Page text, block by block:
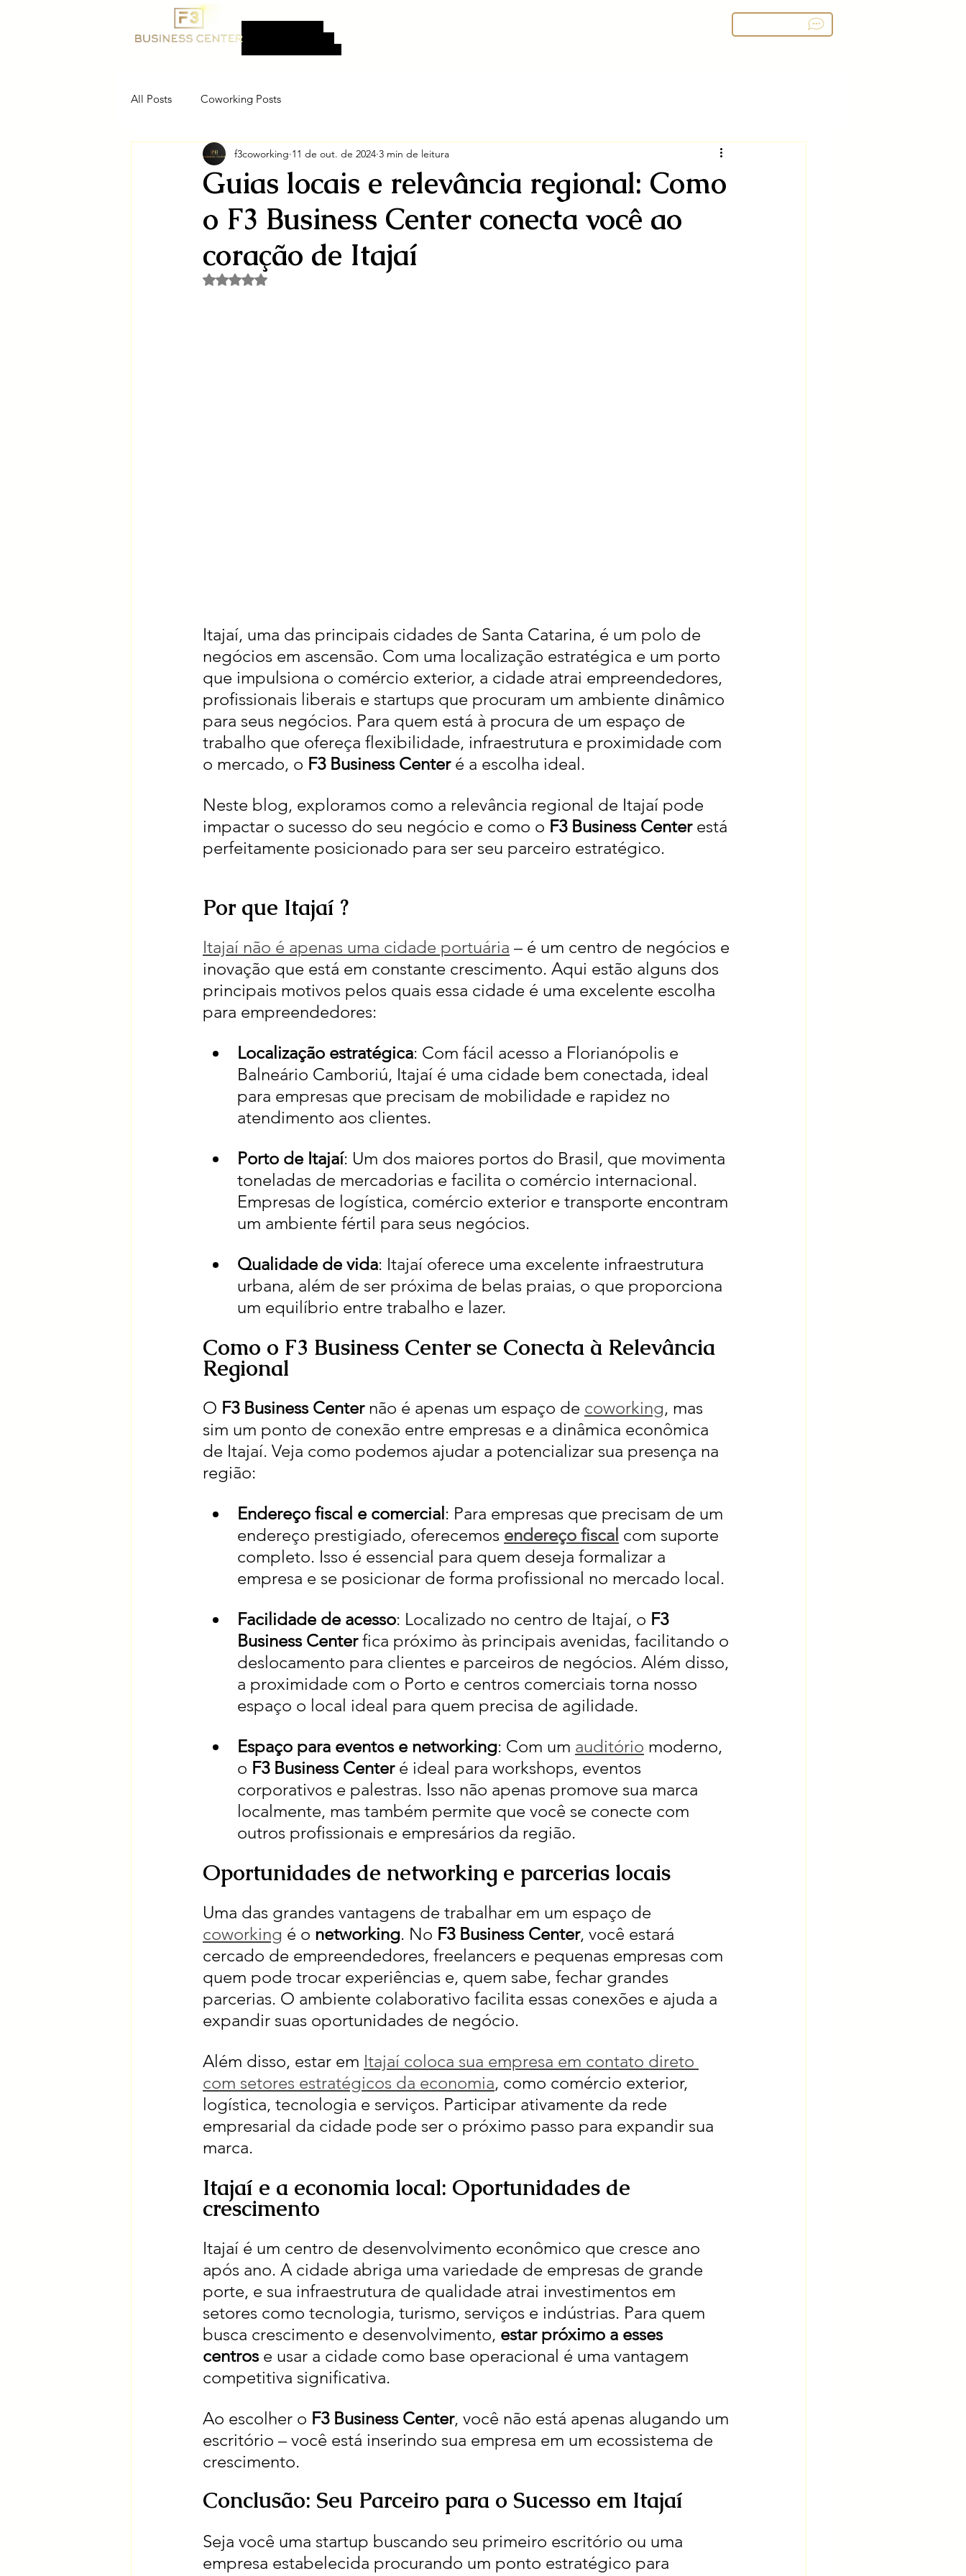
Coworking, Endereço
All Posts Coworking Posts
Guias locais e relevância regional: Como
o F3 Business Center conecta você ao
coração de Itajaí
f3coworking 11 de out. de 2024 3 min de leitura
Avaliado com NaN de 5 estrelas.
Itajaí, uma das principais cidades de Santa Catarina, é um polo de
negócios em ascensão. Com uma localização estratégica e um porto
que impulsiona o comércio exterior, a cidade atrai empreendedores,
profissionais liberais e startups que procuram um ambiente dinâmico
para seus negócios. Para quem está à procura de um espaço de
trabalho que ofereça flexibilidade, infraestrutura e proximidade com
o mercado, o F3 Business Center é a escolha ideal.
Neste blog, exploramos como a relevância regional de Itajaí pode
impactar o sucesso do seu negócio e como o F3 Business Center está
perfeitamente posicionado para ser seu parceiro estratégico.
Por que Itajaí ?
Itajaí não é apenas uma cidade portuária – é um centro de negócios e
inovação que está em constante crescimento. Aqui estão alguns dos
principais motivos pelos quais essa cidade é uma excelente escolha
para empreendedores:
Localização estratégica: Com fácil acesso a Florianópolis e
Balneário Camboriú, Itajaí é uma cidade bem conectada, ideal
para empresas que precisam de mobilidade e rapidez no
atendimento aos clientes.
Porto de Itajaí: Um dos maiores portos do Brasil, que movimenta
toneladas de mercadorias e facilita o comércio internacional.
Empresas de logística, comércio exterior e transporte encontram
um ambiente fértil para seus negócios.
Qualidade de vida: Itajaí oferece uma excelente infraestrutura
urbana, além de ser próxima de belas praias, o que proporciona
um equilíbrio entre trabalho e lazer.
Como o F3 Business Center se Conecta à Relevância
Regional
O F3 Business Center não é apenas um espaço de coworking, mas
sim um ponto de conexão entre empresas e a dinâmica econômica
de Itajaí. Veja como podemos ajudar a potencializar sua presença na
região:
Endereço fiscal e comercial : Para empresas que precisam de um
endereço prestigiado, oferecemos endereço fiscal com suporte
completo. Isso é essencial para quem deseja formalizar a
empresa e se posicionar de forma profissional no mercado local.
Facilidade de acesso: Localizado no centro de Itajaí, o F3
Business Center fica próximo às principais avenidas, facilitando o
deslocamento para clientes e parceiros de negócios. Além disso,
a proximidade com o Porto e centros comerciais torna nosso
espaço o local ideal para quem precisa de agilidade.
Espaço para eventos e networking: Com um auditório moderno,
o F3 Business Center é ideal para workshops, eventos
corporativos e palestras. Isso não apenas promove sua marca
localmente, mas também permite que você se conecte com
outros profissionais e empresários da região.
Oportunidades de networking e parcerias locais
Uma das grandes vantagens de trabalhar em um espaço de
coworking é o networking. No F3 Business Center, você estará
cercado de empreendedores, freelancers e pequenas empresas com
quem pode trocar experiências e, quem sabe, fechar grandes
parcerias. O ambiente colaborativo facilita essas conexões e ajuda a
expandir suas oportunidades de negócio.
Além disso, estar em Itajaí coloca sua empresa em contato direto
com setores estratégicos da economia, como comércio exterior,
logística, tecnologia e serviços. Participar ativamente da rede
empresarial da cidade pode ser o próximo passo para expandir sua
marca.
Itajaí e a economia local: Oportunidades de
crescimento
Itajaí é um centro de desenvolvimento econômico que cresce ano
após ano. A cidade abriga uma variedade de empresas de grande
porte, e sua infraestrutura de qualidade atrai investimentos em
setores como tecnologia, turismo, serviços e indústrias. Para quem
busca crescimento e desenvolvimento, estar próximo a esses
centros e usar a cidade como base operacional é uma vantagem
competitiva significativa.
Ao escolher o F3 Business Center, você não está apenas alugando um
escritório – você está inserindo sua empresa em um ecossistema de
crescimento.
Conclusão: Seu Parceiro para o Sucesso em Itajaí
Seja você uma startup buscando seu primeiro escritório ou uma
empresa estabelecida procurando um ponto estratégico para